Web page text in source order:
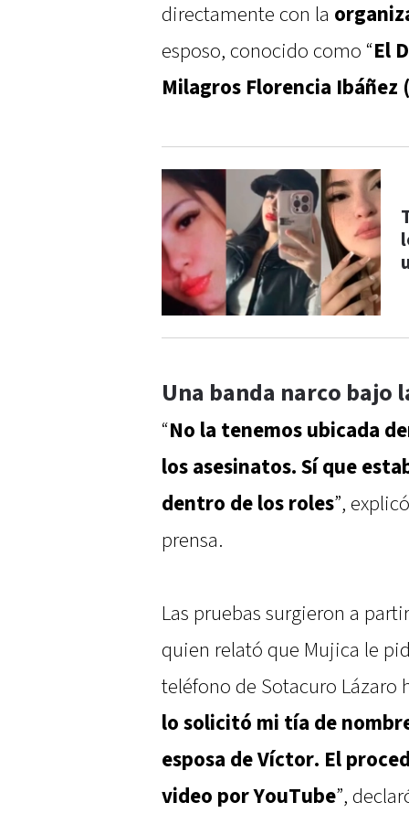
directamente con la
esposo, conocido como “El
Milagros Florencia Ibáñez
Una banda narco bajo
“No la tenemos ubicada
los asesinatos. Sí que
dentro de los roles”,
prensa.
Las pruebas surgieron a
quien relató que Mujica le
teléfono de Sotacuro Lázaro
lo solicitó mi tía de
esposa de Víctor. El
video por YouTube”,